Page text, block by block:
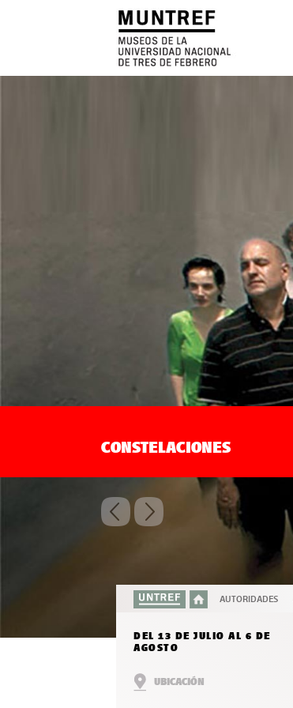
CONSTELACIONES
AUTORIDADES
DEL 13 DE JULIO AL 6 DE
AGOSTO
UBICACIÓN